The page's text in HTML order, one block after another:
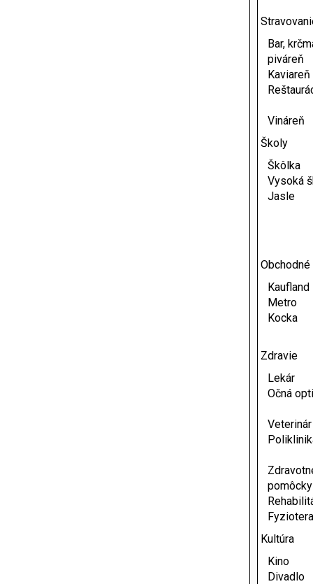
Bar,
piváreň
Kaviareň
Vináreň
Školy
Škôlka
Vysoká
Jasle
Kaufland
Metro
Kocka
Zdravie
Lekár
Očná
Veterinár
pomôcky
Kultúra
Kino
Divadlo